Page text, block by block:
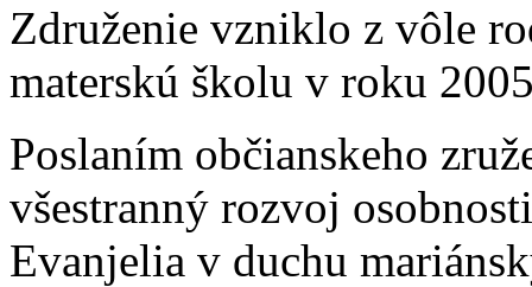
Združenie vzniklo z vôle
materskú školu v roku
Poslaním občianskeho
všestranný rozvoj
Evanjelia v duchu